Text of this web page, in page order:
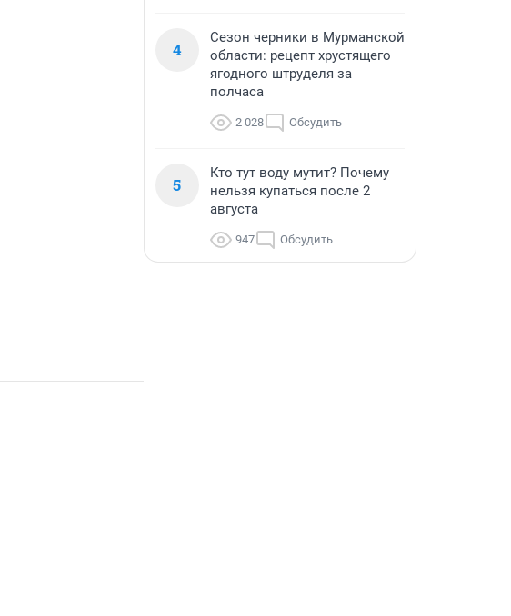
4
Сезон черники в Мурманской
области: рецепт хрустящего
ягодного штруделя за
полчаса
2 028 Обсудить
5
Кто тут воду мутит? Почему
нельзя купаться после 2
августа
947 Обсудить